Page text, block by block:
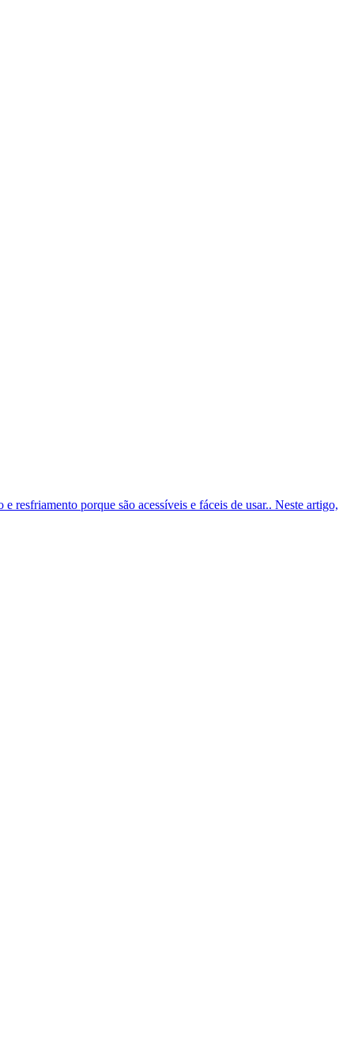
resfriamento porque são acessíveis e fáceis de usar.. Neste artigo,